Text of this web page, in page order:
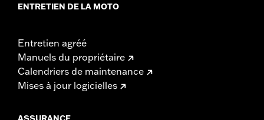
ENTRETIEN DE LA MOTO
Entretien agréé
Manuels du propriétaire
Calendriers de maintenance
Mises à jour logicielles